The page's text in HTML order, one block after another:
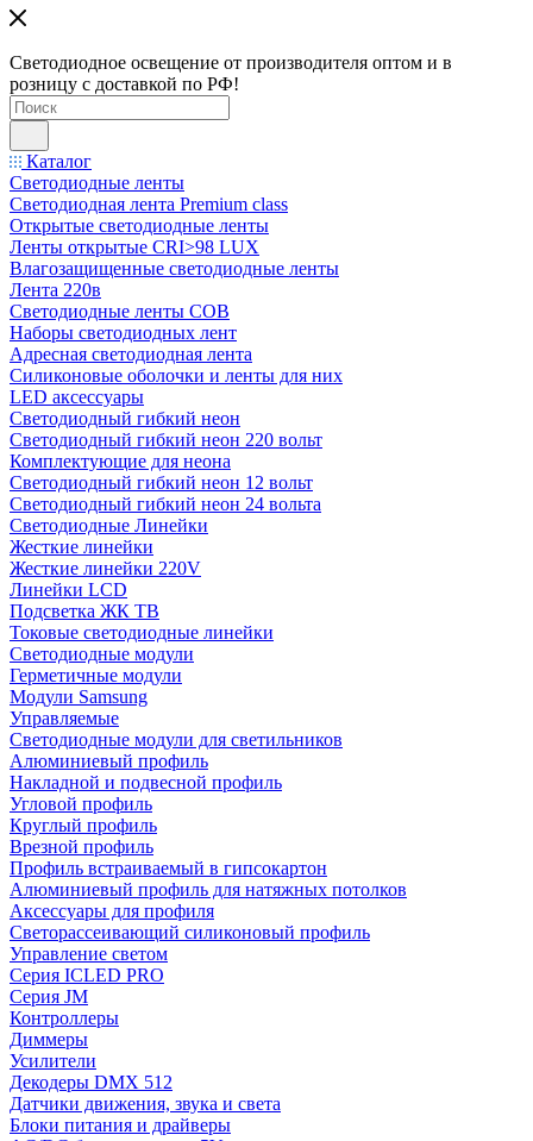
Светодиодное освещение от производителя оптом и в
розницу с доставкой по РФ!
Каталог
Светодиодные ленты
Светодиодная лента Premium class
Открытые светодиодные ленты
Ленты открытые CRI>98 LUX
Влагозащищенные светодиодные ленты
Лента 220в
Светодиодные ленты COB
Наборы светодиодных лент
Адресная светодиодная лента
Силиконовые оболочки и ленты для них
LED аксессуары
Светодиодный гибкий неон
Светодиодный гибкий неон 220 вольт
Комплектующие для неона
Светодиодный гибкий неон 12 вольт
Светодиодный гибкий неон 24 вольта
Светодиодные Линейки
Жесткие линейки
Жесткие линейки 220V
Линейки LCD
Подсветка ЖК ТВ
Токовые светодиодные линейки
Светодиодные модули
Герметичные модули
Модули Samsung
Управляемые
Светодиодные модули для светильников
Алюминиевый профиль
Накладной и подвесной профиль
Угловой профиль
Круглый профиль
Врезной профиль
Профиль встраиваемый в гипсокартон
Алюминиевый профиль для натяжных потолков
Аксессуары для профиля
Светорассеивающий силиконовый профиль
Управление светом
Серия ICLED PRO
Серия JM
Контроллеры
Диммеры
Усилители
Декодеры DMX 512
Датчики движения, звука и света
Блоки питания и драйверы